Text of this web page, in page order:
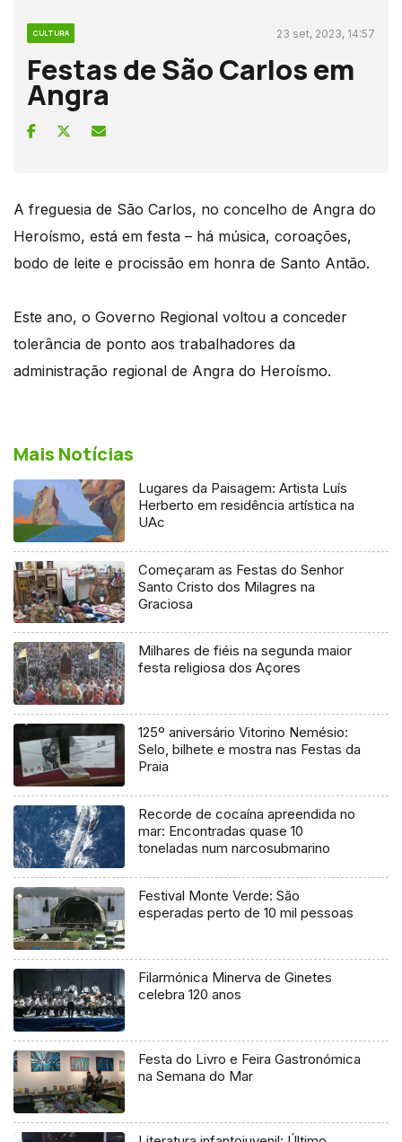
CULTURA 23 set, 2023, 14:57
Festas de São Carlos em
Angra
A freguesia de São Carlos, no concelho de Angra do
Heroísmo, está em festa – há música, coroações,
bodo de leite e procissão em honra de Santo Antão.
Este ano, o Governo Regional voltou a conceder
tolerância de ponto aos trabalhadores da
administração regional de Angra do Heroísmo.
Mais Notícias
Lugares da Paisagem: Artista Luís
Herberto em residência artística na
UAc
Começaram as Festas do Senhor
Santo Cristo dos Milagres na
Graciosa
Milhares de fiéis na segunda maior
festa religiosa dos Açores
125º aniversário Vitorino Nemésio:
Selo, bilhete e mostra nas Festas da
Praia
Recorde de cocaína apreendida no
mar: Encontradas quase 10
toneladas num narcosubmarino
Festival Monte Verde: São
esperadas perto de 10 mil pessoas
Filarmónica Minerva de Ginetes
celebra 120 anos
Festa do Livro e Feira Gastronómica
na Semana do Mar